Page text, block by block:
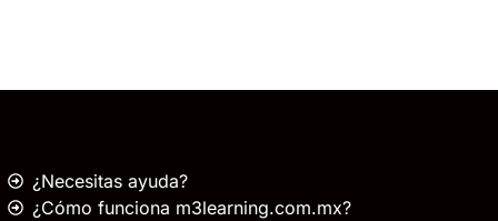
¿Necesitas ayuda?
¿Cómo funciona m3learning.com.mx?